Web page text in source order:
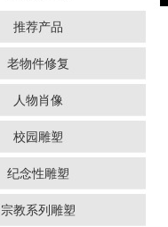
推荐产品
老物件修复
人物肖像
校园雕塑
纪念性雕塑
宗教系列雕塑